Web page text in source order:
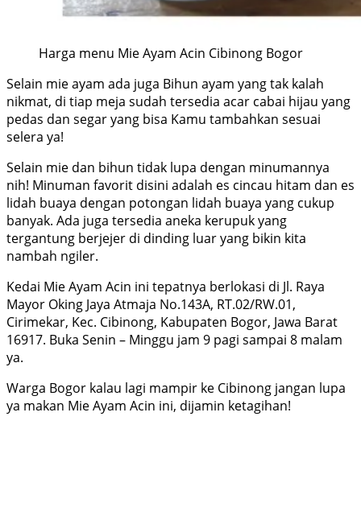
Harga menu Mie Ayam Acin Cibinong Bogor
Selain mie ayam ada juga Bihun ayam yang tak kalah
nikmat, di tiap meja sudah tersedia acar cabai hijau yang
pedas dan segar yang bisa Kamu tambahkan sesuai
selera ya!
Selain mie dan bihun tidak lupa dengan minumannya
nih! Minuman favorit disini adalah es cincau hitam dan es
lidah buaya dengan potongan lidah buaya yang cukup
banyak. Ada juga tersedia aneka kerupuk yang
tergantung berjejer di dinding luar yang bikin kita
nambah ngiler.
Kedai Mie Ayam Acin ini tepatnya berlokasi di Jl. Raya
Mayor Oking Jaya Atmaja No.143A, RT.02/RW.01,
Cirimekar, Kec. Cibinong, Kabupaten Bogor, Jawa Barat
16917. Buka Senin – Minggu jam 9 pagi sampai 8 malam
ya.
Warga Bogor kalau lagi mampir ke Cibinong jangan lupa
ya makan Mie Ayam Acin ini, dijamin ketagihan!